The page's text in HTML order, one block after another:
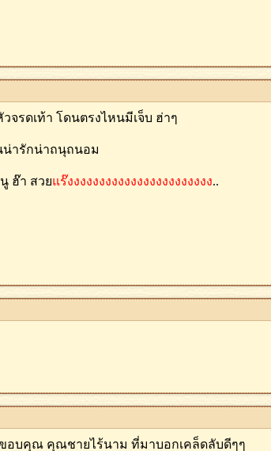
รดเท้า โดนตรงไหนมีเจ็บ ฮ่าๆ
น่ารักน่าถนุถนอม
ฮ๊า สวยแร๊งงงงงงงงงงงงงงงงงงงงงงง..
อบคุณ คุณชายไร้นาม ที่มาบอกเคล็ดลับดีๆๆ